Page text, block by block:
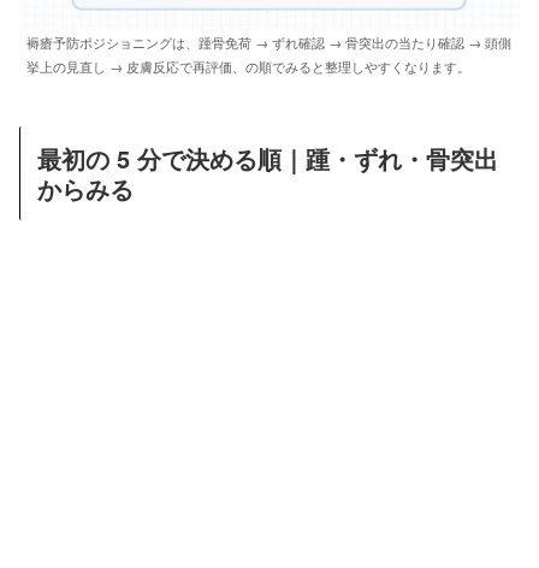
褥瘡予防ポジショニングは、踵骨免荷 → ずれ確認 → 骨突出の当たり確認 → 頭側
挙上の見直し → 皮膚反応で再評価、の順でみると整理しやすくなります。
最初の 5 分で決める順｜踵・ずれ・骨突出
からみる